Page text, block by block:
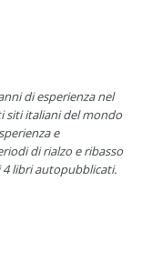
di esperienza nel
siti italiani del mondo
e
di rialzo e ribasso
4 libri autopubblicati.